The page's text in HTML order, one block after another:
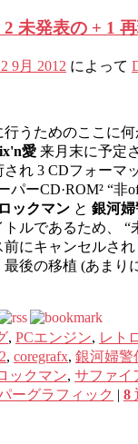
2 未発表の + 1
9月 2012 によって
うためのここに何
愛 来月末に予定
れ 3 CDフォーマ
パーCD·ROM² “非
ロックマン と 銀河
ルであるため、 “
にキャンセルさ
後の移植 (あまり
, PCエンジン, レト
, coregrafx, 銀河婦警
ックマン, サファイ
ーグラフィック | 8